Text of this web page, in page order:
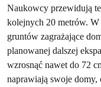
Naukowcy przewidują
kolejnych 20 metrów.
gruntów zagrażające
planowanej dalszej
wzrosnąć nawet do 72
naprawiają swoje